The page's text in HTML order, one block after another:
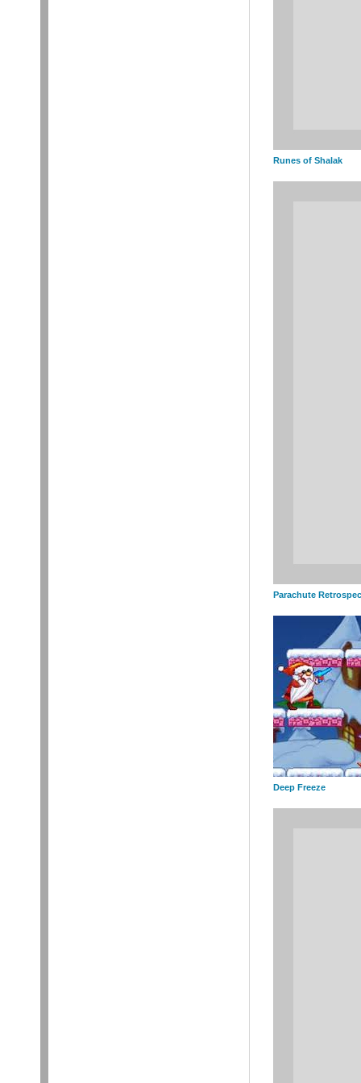
Runes of Shalak
Parachute
Deep Freeze